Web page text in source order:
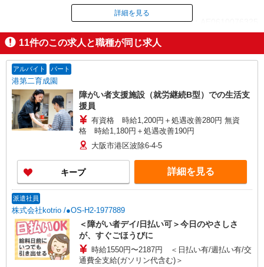
ID：AE0610076325
掲載期間終了
詳細を見る
11件のこの求人と職種が同じ求人
アルバイト パート
港第二育成園
障がい者支援施設（就労継続B型）での生活支
援員
有資格 時給1,200円＋処遇改善280円 無資
格 時給1,180円＋処遇改善190円
大阪市港区波除6-4-5
キープ 詳細を見る
派遣社員
株式会社kotrio /●OS-H2-1977889
＜障がい者デイ/日払い可＞今日のやさしさ
が、すぐごほうびに
時給1550円〜2187円 ＜日払い有/週払い有/交
通費全支給(ガソリン代含む)＞